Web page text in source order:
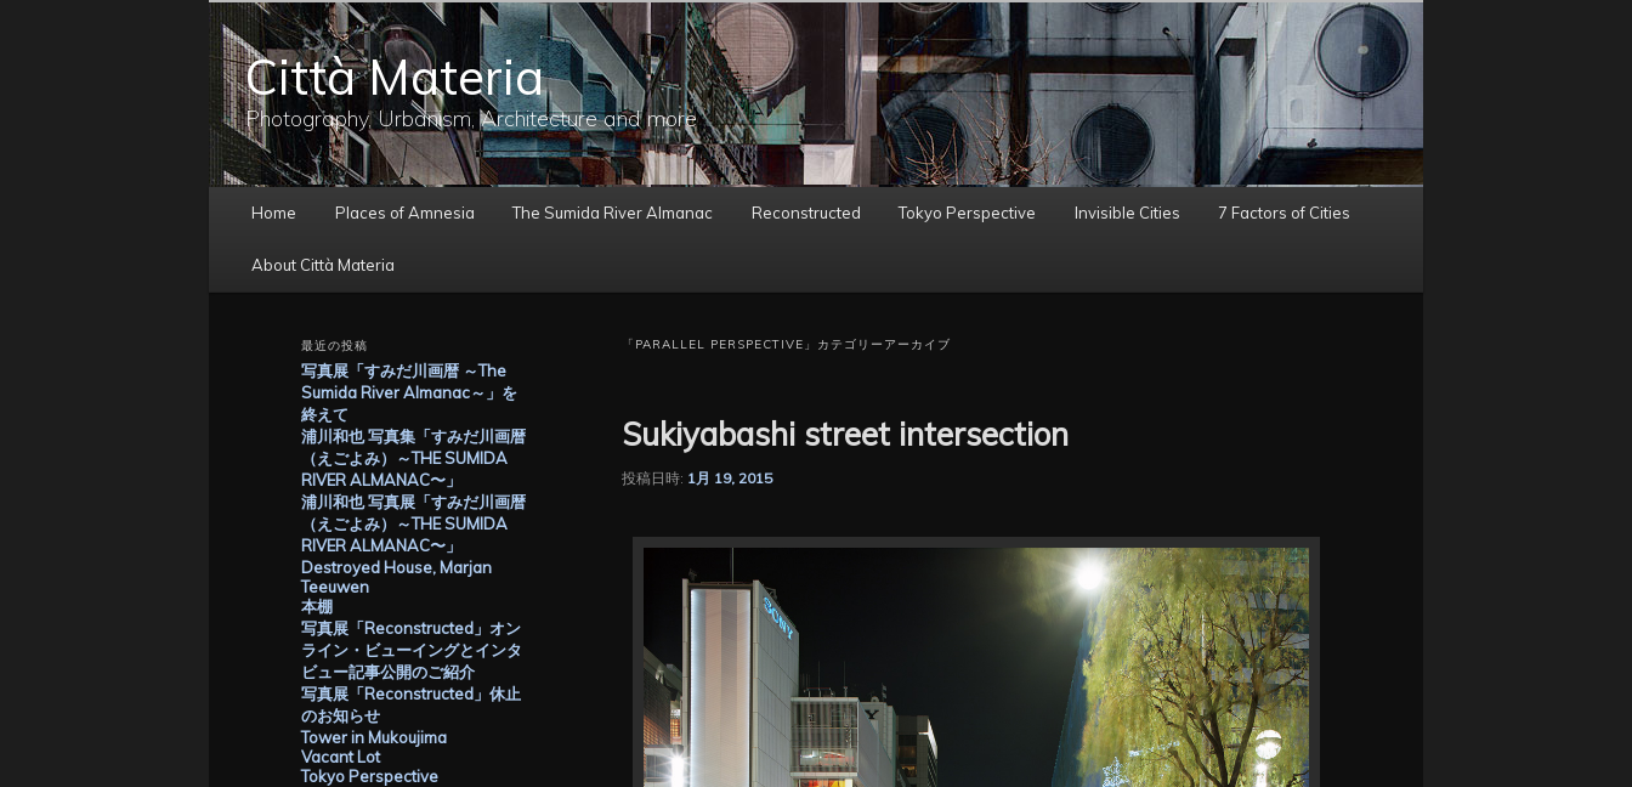
Città Materia
Photography, Urbanism, Architecture and more
ニ
Home Places of Amnesia The Sumida River Almanac Reconstructed Tokyo Perspective Invisible Cities 7 Factors of Cities
About Città Materia
「 PARALLEL PERSPECTIVE 」カテゴリーアーカイブ
Sukiyabashi street intersection
投稿日時: 1月 19, 2015
最近の投稿
写真展「すみだ川画暦 ～The
Sumida River Almanac～」を
終えて
浦川和也 写真集「すみだ川画暦
（えごよみ）～THE SUMIDA
RIVER ALMANAC〜」
浦川和也 写真展「すみだ川画暦
（えごよみ）～THE SUMIDA
RIVER ALMANAC〜」
Destroyed House, Marjan
Teeuwen
本棚
写真展「Reconstructed」オン
ライン・ビューイングとインタ
ビュー記事公開のご紹介
写真展「Reconstructed」休止
のお知らせ
Tower in Mukoujima
Vacant Lot
Tokyo Perspective